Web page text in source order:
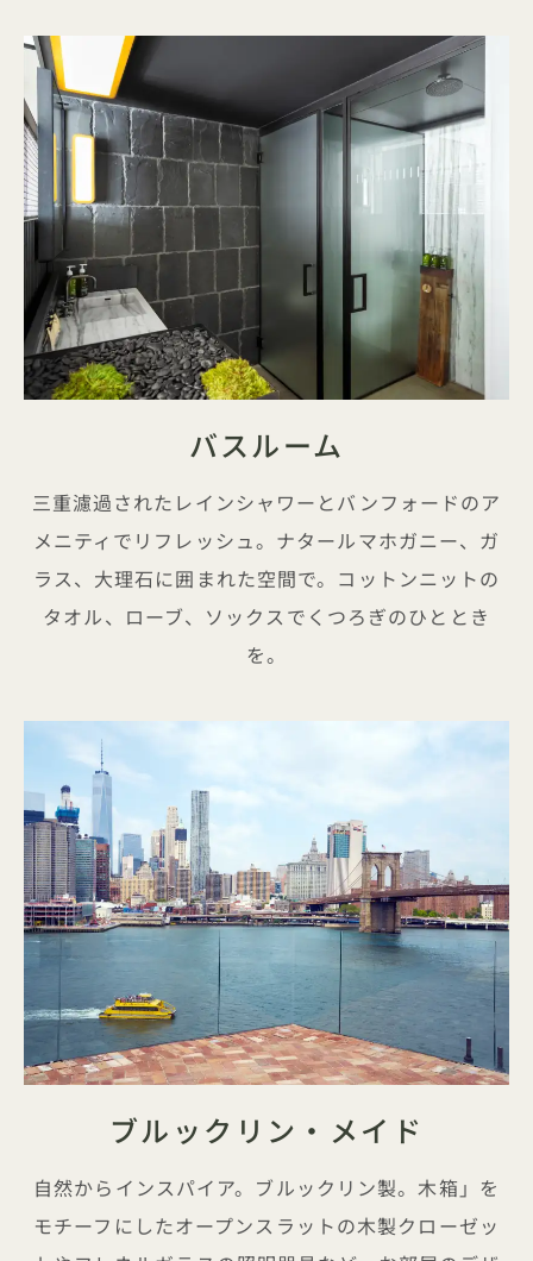
バスルーム
三重濾過されたレインシャワーとバンフォードのア
メニティでリフレッシュ。ナタールマホガニー、ガ
ラス、大理石に囲まれた空間で。コットンニットの
タオル、ローブ、ソックスでくつろぎのひととき
を。
ブルックリン・メイド
自然からインスパイア。ブルックリン製。木箱」を
モチーフにしたオープンスラットの木製クローゼッ